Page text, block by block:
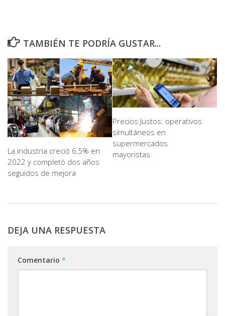
TAMBIÉN TE PODRÍA GUSTAR...
La industria creció 6,5% en
2022 y completó dos años
seguidos de mejora
Precios Justos: operativos
simultáneos en
supermercados
mayoristas
DEJA UNA RESPUESTA
Comentario *